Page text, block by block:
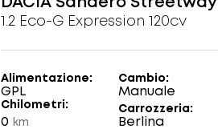
1.2 Eco-G Expression 120cv
Alimentazione
GPL
Cambio
Manuale
Chilometri
0 km
Carrozzeria
Berlina